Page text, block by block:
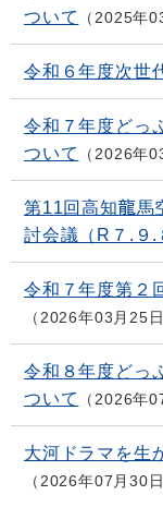
ついて
2025年
令和６年度次世
令和７年度どっ
ついて
2026年
第11回高知龍馬
討会議（R７.９.
令和７年度第２
2026年03月25日
令和８年度どっ
ついて
2026年
大河ドラマを生
2026年07月30日